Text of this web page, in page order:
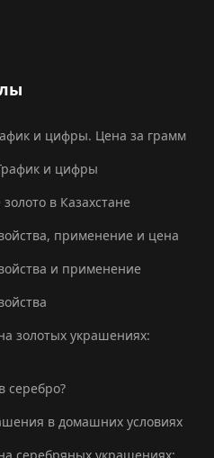
и цифры. Цена за грамм
и цифры
в Казахстане
применение и цена
и применение
золотых украшениях:
серебро?
в домашних условиях